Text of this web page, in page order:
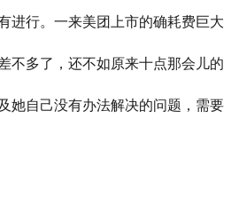
进行。一来美团上市的确耗费巨大
不多了，还不如原来十点那会儿的
她自己没有办法解决的问题，需要